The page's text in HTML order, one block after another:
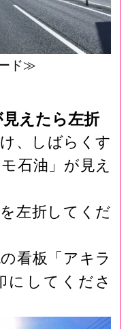
ド≫
えたら左折
、しばらくす
石油」が見え
左折してくだ
看板「アキラ
にしてくださ